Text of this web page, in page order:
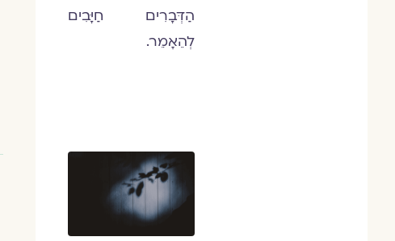
הַדְּבָרִים חַיָּבִים
לְהֵאָמֵר.